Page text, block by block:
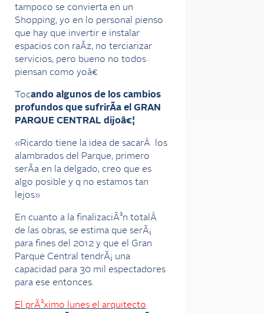
tampoco se convierta en un
Shopping, yo en lo personal pienso
que hay que invertir e instalar
espacios con raÃ­z, no terciarizar
servicios, pero bueno no todos
piensan como yoâ€
Tocando algunos de los cambios
profundos que sufrirÃ­a el GRAN
PARQUE CENTRAL dijoâ€¦
«Ricardo tiene la idea de sacarÂ los
alambrados del Parque, primero
serÃ­a en la delgado, creo que es
algo posible y q no estamos tan
lejos»
En cuanto a la finalizaciÃ³n totalÂ
de las obras, se estima que serÃ¡
para fines del 2012 y que el Gran
Parque Central tendrÃ¡ una
capacidad para 30 mil espectadores
para ese entonces.
El prÃ³ximo lunes el arquitecto